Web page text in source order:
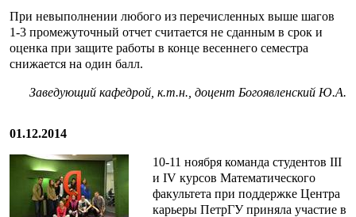
При невыполнении любого из перечисленных выше шагов
1-3 промежуточный отчет считается не сданным в срок и
оценка при защите работы в конце весеннего семестра
снижается на один балл.
Заведующий кафедрой, к.т.н., доцент Богоявленский Ю.А.
01.12.2014
10-11 ноября команда студентов III
и IV курсов Математического
факультета при поддержке Центра
карьеры ПетрГУ приняла участие в